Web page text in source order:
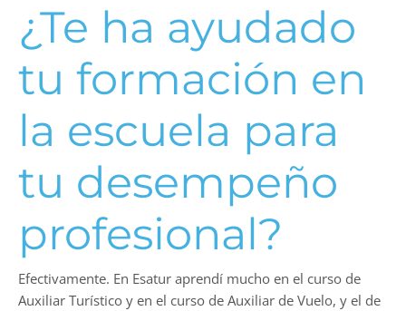
¿Te ha ayudado
tu formación en
la escuela para
tu desempeño
profesional?
Efectivamente. En Esatur aprendí mucho en el curso de
Auxiliar Turístico y en el curso de Auxiliar de Vuelo, y el de